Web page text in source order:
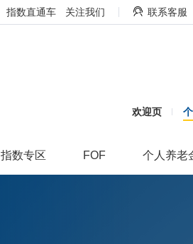
指数直通车 关注我们 联系客服
欢迎页
指数专区 FOF 个人养老